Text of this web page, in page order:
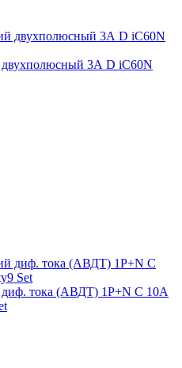
двухполюсный 3А D iC60N
диф. тока (АВДТ) 1P+N С 10А